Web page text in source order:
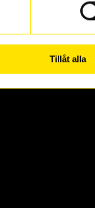
Tillåt alla